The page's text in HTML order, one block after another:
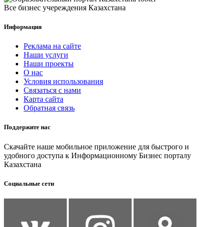
Все бизнес учереждения Казахстана
Информация
Реклама на сайте
Наши услуги
Наши проекты
О нас
Условия использования
Связаться с нами
Карта сайта
Обратная связь
Поддержите нас
Скачайте наше мобильное приложение для быстрого и
удобного доступа к Информационному Бизнес порталу
Казахстана
Социальные сети